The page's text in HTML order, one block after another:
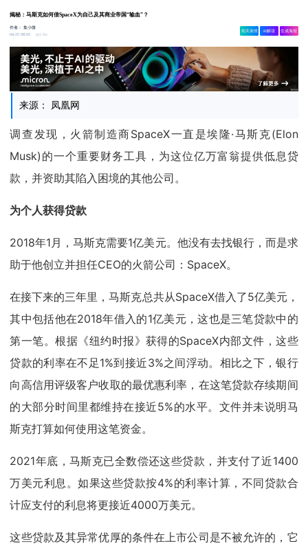
揭秘：马斯克如何借SpaceX为自己及其商业帝国“输血”？
作者：集小微
04-25 08:05
1.8w
相关舆情 AI解读 生成海报
来源： 凤凰网
调查发现，火箭制造商SpaceX一直是埃隆·马斯克(Elon
Musk)的一个重要财务工具，为这位亿万富翁提供低息贷
款，并资助其陷入困境的其他公司。
为个人获得贷款
2018年1月，马斯克需要1亿美元。他没有去找银行，而是求
助于他创立并担任CEO的火箭公司：SpaceX。
在接下来的三年里，马斯克总共从SpaceX借入了5亿美元，
其中包括他在2018年借入的1亿美元，这也是三笔贷款中的
第一笔。根据《纽约时报》获得的SpaceX内部文件，这些
贷款的利率在不足1%到接近3%之间浮动。相比之下，银行
向高信用评级客户收取的最优惠利率，在这笔贷款存续期间
的大部分时间里都维持在接近5%的水平。文件并未说明马
斯克打算如何使用这笔资金。
2021年底，马斯克已全数偿还这些贷款，并支付了近1400
万美元利息。如果这些贷款按4%的利率计算，不同贷款合
计应支付的利息将更接近4000万美元。
这些贷款及其异常优厚的条件在上市公司是不被允许的，它